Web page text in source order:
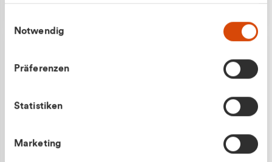
zusammen, die Sie ihnen bereitgestellt haben oder
gesammelt haben.
Notwendig
Präferenzen
Statistiken
Marketing